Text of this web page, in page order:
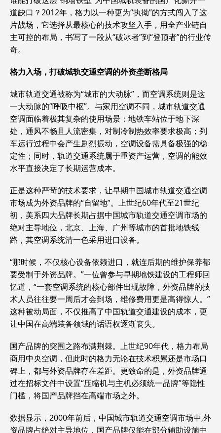
道缺口？2012年，格力以一种更为“执拗”的方式闯入了这
片战场，它选择从最核心的技术攻坚入手，用全产业链自
主可控的布局，书写了一段从“破冰者”到“登顶者”的行业传
奇。
格力入场，打破城轨交通空调的外资垄断格局
城市轨道交通被称为“城市的大动脉”，而空调系统则是这
一大动脉的“呼吸中枢”。与家用空调不同，城市轨道交通
空调面临着极其复杂的使用场景：地铁车站位于地下深
处，通风不畅且人流密集，对制冷制热效率要求极高；列
车运行过程中会产生剧烈振动，空调设备需具备极强的稳
定性；同时，轨道交通系统属于重资产运营，空调的能效
水平直接决定了长期运营成本。
正是这种严苛的技术要求，让早期中国城市轨道交通空调
市场成为外资品牌的“自留地”。上世纪60年代至21世纪
初，美系四大品牌长期占据中国城市轨道交通空调市场的
绝对主导地位，北京、上海、广州等城市的首批地铁线
路，其空调系统清一色采用进口设备。
“那时候，不仅核心设备依赖进口，就连后期的维护保养都
要受制于外资品牌。”一位曾参与早期地铁建设的工程师回
忆道，“一套空调系统的核心部件出现故障，外资品牌的技
术人员往往要一周后才会到场，维修费用更是高得惊人。”
这种被动局面，不仅推高了中国轨道交通建设的成本，更
让中国在高端装备领域的话语权逐渐丧失。
国产品牌的突围之路布满荆棘。上世纪90年代，格力布局
商用中央空调，但此时的格力无论在技术积累还是市场口
碑上，都与外资品牌存在差距。更致命的是，外资品牌通
过在招标文件中设置“压缩机与主机必须统一品牌”等隐性
门槛，将国产品牌挡在高端市场之外。
数据显示，2000年前后，中国城市轨道交通空调市场中,外
资品牌占绝对主导地位，国产品牌仅能在部分辅助设施中